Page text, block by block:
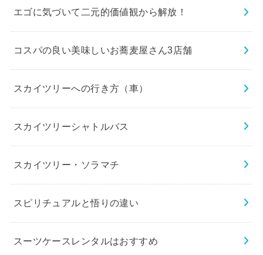
エゴに気づいて二元的価値観から解放！
コスパの良い美味しいお蕎麦屋さん3店舗
スカイツリーへの行き方（車）
スカイツリーシャトルバス
スカイツリー・ソラマチ
スピリチュアルと悟りの違い
スーツケースレンタルはおすすめ